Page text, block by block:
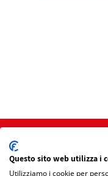
Questo sito web utilizza i
Utilizziamo i cookie per